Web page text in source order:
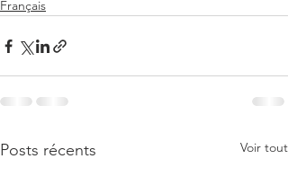
Français
Posts récents Voir tout